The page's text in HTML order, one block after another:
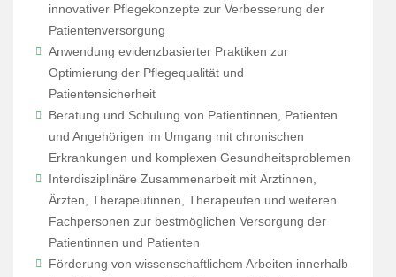
innovativer Pflegekonzepte zur Verbesserung der
Patientenversorgung
Anwendung evidenzbasierter Praktiken zur
Optimierung der Pflegequalität und
Patientensicherheit
Beratung und Schulung von Patientinnen, Patienten
und Angehörigen im Umgang mit chronischen
Erkrankungen und komplexen Gesundheitsproblemen
Interdisziplinäre Zusammenarbeit mit Ärztinnen,
Ärzten, Therapeutinnen, Therapeuten und weiteren
Fachpersonen zur bestmöglichen Versorgung der
Patientinnen und Patienten
Förderung von wissenschaftlichem Arbeiten innerhalb